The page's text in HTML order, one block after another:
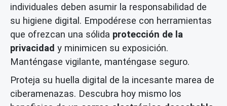
individuales deben asumir la responsabilidad de
su higiene digital. Empodérese con herramientas
que ofrezcan una sólida protección de la
privacidad y minimicen su exposición.
Manténgase vigilante, manténgase seguro.
Proteja su huella digital de la incesante marea de
ciberamenazas. Descubra hoy mismo los